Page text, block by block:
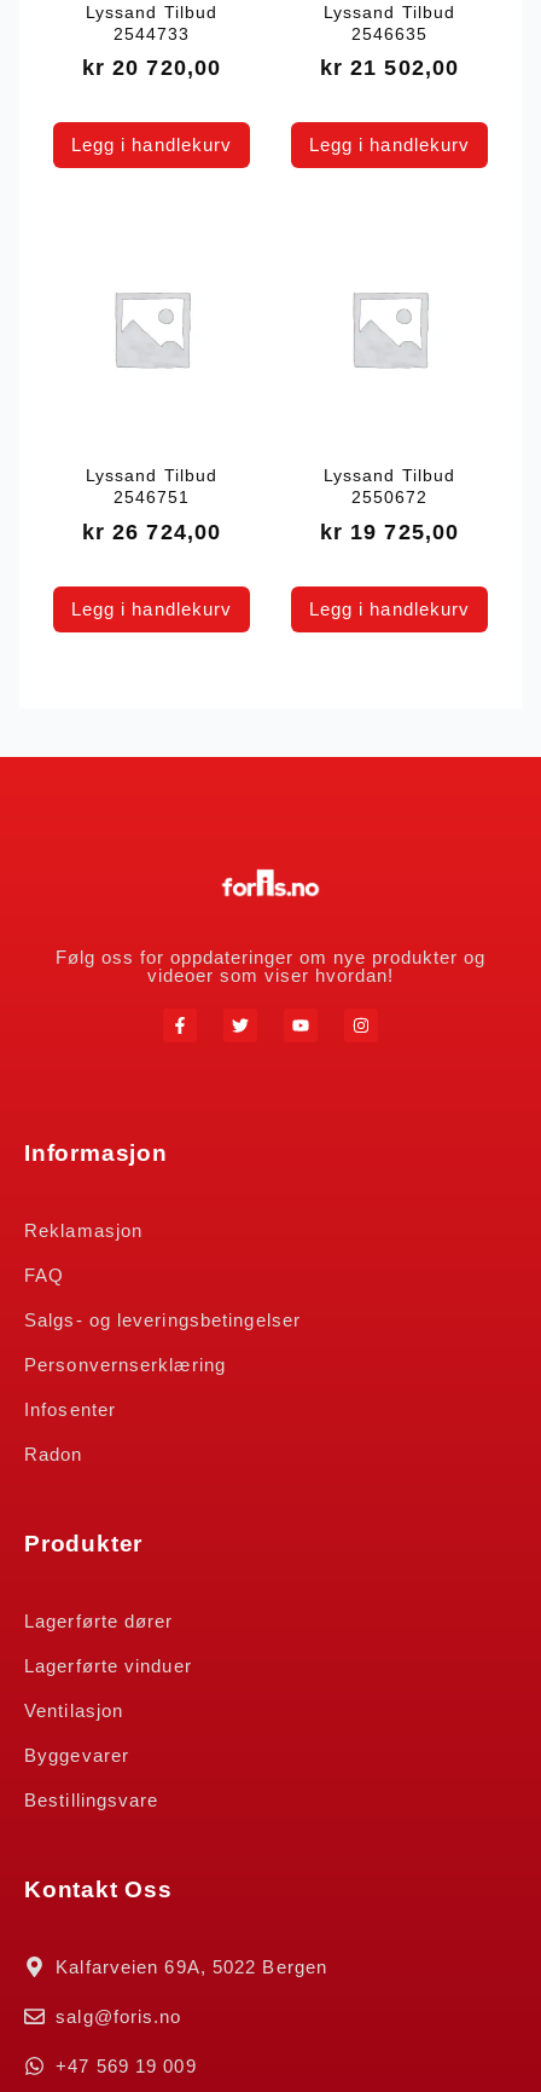
Lyssand Tilbud
2544733
kr 20 720,00
Legg i handlekurv
Lyssand Tilbud
2546635
kr 21 502,00
Legg i handlekurv
Lyssand Tilbud
2546751
kr 26 724,00
Legg i handlekurv
Lyssand Tilbud
2550672
kr 19 725,00
Legg i handlekurv
Følg oss for oppdateringer om nye produkter og
videoer som viser hvordan!
Informasjon
Reklamasjon
FAQ
Salgs- og leveringsbetingelser
Personvernserklæring
Infosenter
Radon
Produkter
Lagerførte dører
Lagerførte vinduer
Ventilasjon
Byggevarer
Bestillingsvare
Kontakt Oss
Kalfarveien 69A, 5022 Bergen
salg@foris.no
+47 569 19 009